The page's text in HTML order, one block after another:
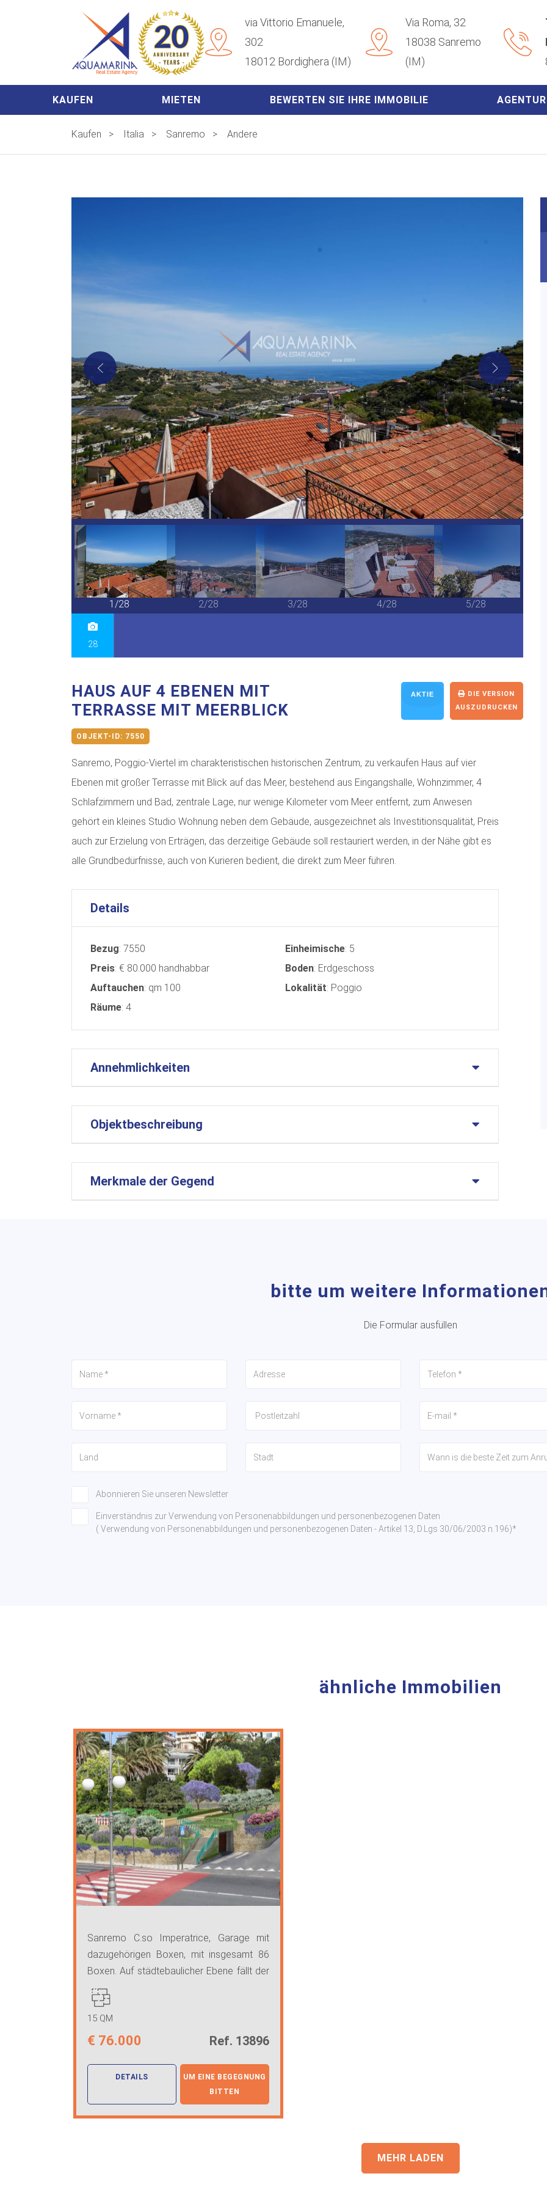
via Vittorio Emanuele,
302
18012 Bordighera (IM)
Via Roma, 32
18038 Sanremo
(IM)
KAUFEN MIETEN BEWERTEN SIE IHRE IMMOBILIE AGENTUR
Kaufen > Italia > Sanremo > Andere
1/28 2/28 3/28 4/28 5/28
28
HAUS AUF 4 EBENEN MIT
TERRASSE MIT MEERBLICK
AKTIE
DIE VERSION
AUSZUDRUCKEN
OBJEKT-ID: 7550
Sanremo, Poggio-Viertel im charakteristischen historischen Zentrum, zu verkaufen Haus auf vier
Ebenen mit großer Terrasse mit Blick auf das Meer, bestehend aus Eingangshalle, Wohnzimmer, 4
Schlafzimmern und Bad, zentrale Lage, nur wenige Kilometer vom Meer entfernt, zum Anwesen
gehört ein kleines Studio Wohnung neben dem Gebäude, ausgezeichnet als Investitionsqualität, Preis
auch zur Erzielung von Erträgen, das derzeitige Gebäude soll restauriert werden, in der Nähe gibt es
alle Grundbedürfnisse, auch von Kurieren bedient, die direkt zum Meer führen.
Details
Bezug: 7550
Preis: € 80.000 handhabbar
Auftauchen: qm 100
Räume: 4
Einheimische: 5
Boden: Erdgeschoss
Lokalität: Poggio
Annehmlichkeiten
Objektbeschreibung
Merkmale der Gegend
bitte um weitere
Die Formular ausfüllen
Abonnieren Sie unseren Newsletter
Einverständnis zur Verwendung von Personenabbildungen und personenbezogenen Daten
( Verwendung von Personenabbildungen und personenbezogenen Daten - Artikel 13, D.Lgs 30/06/2003 n.196)*
ähnliche Immobilien
Sanremo C.so Imperatrice, Garage mit
dazugehörigen Boxen, mit insgesamt 86
Boxen. Auf städtebaulicher Ebene fällt der
S ...
15 QM
€ 76.000 Ref. 13896
DETAILS
UM EINE BEGEGNUNG
BITTEN
MEHR LADEN